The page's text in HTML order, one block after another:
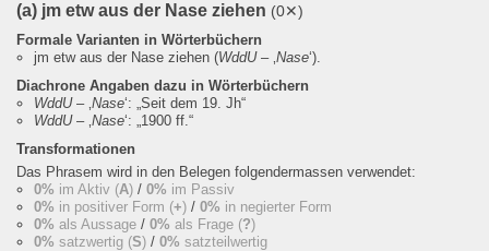
(a) jm etw aus der Nase ziehen (0✕)
Formale Varianten in Wörterbüchern
jm etw aus der Nase ziehen (WddU– ‚Nase‘).
Diachrone Angaben dazu in Wörterbüchern
WddU– ‚Nase‘: „Seit dem 19. Jh“
WddU– ‚Nase‘: „1900 ff.“
Transformationen
Das Phrasem wird in den Belegen folgendermassen verwendet:
0% im Aktiv (A) / 0% im Passiv
0% in positiver Form (+) / 0% in negierter Form
0% als Aussage / 0% als Frage (?)
0% satzwertig (S) / 0% satzteilwertig